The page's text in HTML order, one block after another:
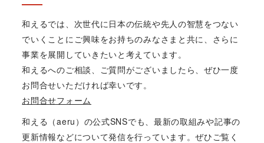
和えるでは、次世代に日本の伝統や先人の智慧をつない
でいくことにご興味をお持ちのみなさまと共に、さらに
事業を展開していきたいと考えています。
和えるへのご相談、ご質問がございましたら、ぜひ一度
お問合せいただければ幸いです。
お問合せフォーム
和える（aeru）の公式SNSでも、最新の取組みや記事の
更新情報などについて発信を行っています。ぜひご覧く